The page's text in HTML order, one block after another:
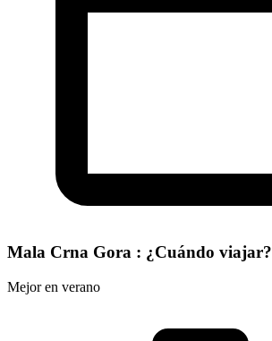
Mala Crna Gora : ¿Cuándo viajar?
Mejor en verano